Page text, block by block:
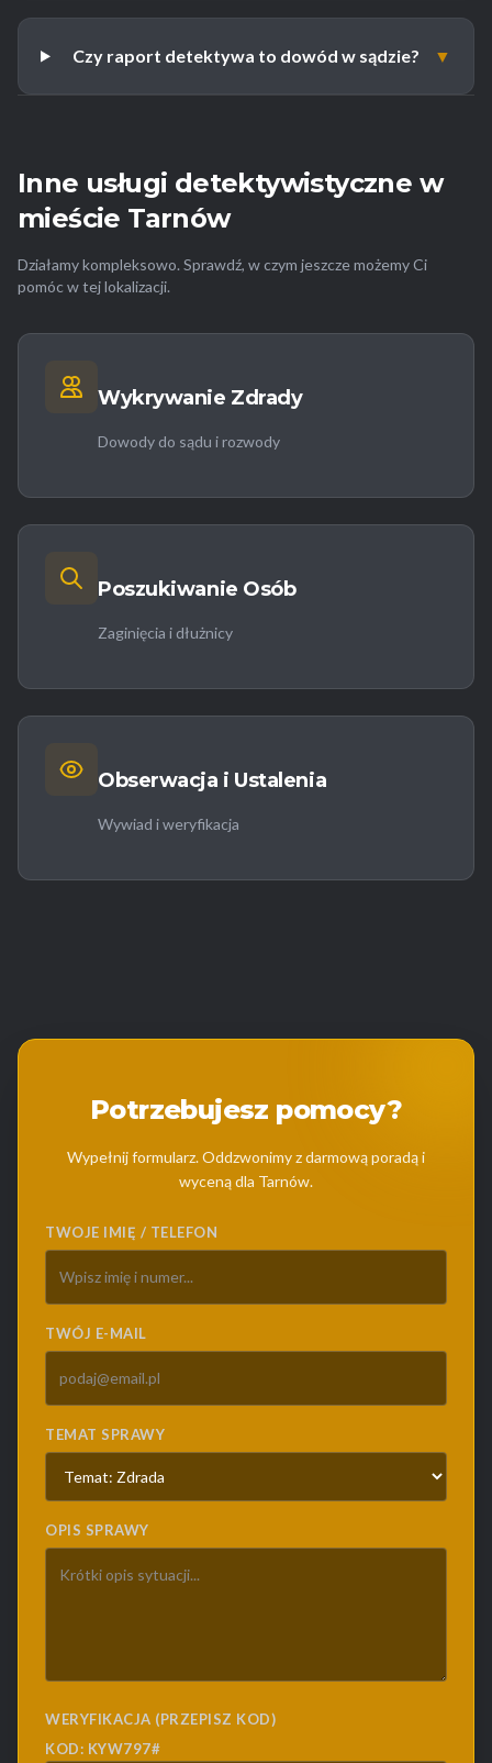
Czy raport detektywa to dowód w sądzie? ▼
Inne usługi detektywistyczne w
mieście Tarnów
Działamy kompleksowo. Sprawdź, w czym jeszcze możemy Ci
pomóc w tej lokalizacji.
Wykrywanie Zdrady
Dowody do sądu i rozwody
Poszukiwanie Osób
Zaginięcia i dłużnicy
Obserwacja i Ustalenia
Wywiad i weryfikacja
Potrzebujesz pomocy?
Wypełnij formularz. Oddzwonimy z darmową poradą i
wyceną dla Tarnów.
TWOJE IMIĘ / TELEFON
TWÓJ E-MAIL
TEMAT SPRAWY
OPIS SPRAWY
WERYFIKACJA (PRZEPISZ KOD)
KOD: KYW797#